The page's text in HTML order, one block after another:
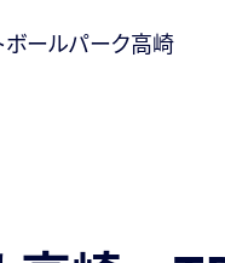
ールパーク高崎